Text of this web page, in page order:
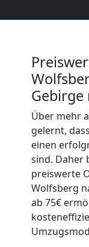
Über mehr
gelernt,
einen
sind. Daher
preiswerte
Wolfsberg
ab 75€
LKW